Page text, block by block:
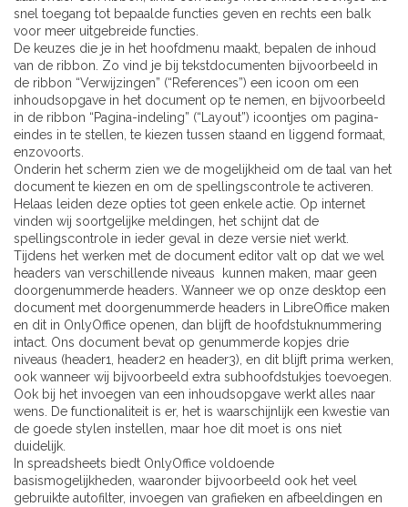
snel toegang tot bepaalde functies geven en rechts een balk
voor meer uitgebreide functies.
De keuzes die je in het hoofdmenu maakt, bepalen de inhoud
van de ribbon. Zo vind je bij tekstdocumenten bijvoorbeeld in
de ribbon “Verwijzingen” (“References”) een icoon om een
inhoudsopgave in het document op te nemen, en bijvoorbeeld
in de ribbon “Pagina-indeling” (“Layout”) icoontjes om pagina-
eindes in te stellen, te kiezen tussen staand en liggend formaat,
enzovoorts.
Onderin het scherm zien we de mogelijkheid om de taal van het
document te kiezen en om de spellingscontrole te activeren.
Helaas leiden deze opties tot geen enkele actie. Op internet
vinden wij soortgelijke meldingen, het schijnt dat de
spellingscontrole in ieder geval in deze versie niet werkt.
Tijdens het werken met de document editor valt op dat we wel
headers van verschillende niveaus kunnen maken, maar geen
doorgenummerde headers. Wanneer we op onze desktop een
document met doorgenummerde headers in LibreOffice maken
en dit in OnlyOffice openen, dan blijft de hoofdstuknummering
intact. Ons document bevat op genummerde kopjes drie
niveaus (header1, header2 en header3), en dit blijft prima werken,
ook wanneer wij bijvoorbeeld extra subhoofdstukjes toevoegen.
Ook bij het invoegen van een inhoudsopgave werkt alles naar
wens. De functionaliteit is er, het is waarschijnlijk een kwestie van
de goede stylen instellen, maar hoe dit moet is ons niet
duidelijk.
In spreadsheets biedt OnlyOffice voldoende
basismogelijkheden, waaronder bijvoorbeeld ook het veel
gebruikte autofilter, invoegen van grafieken en afbeeldingen en